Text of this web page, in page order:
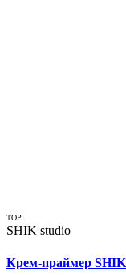
TOP
SHIK studio
Крем-праймер SHIK